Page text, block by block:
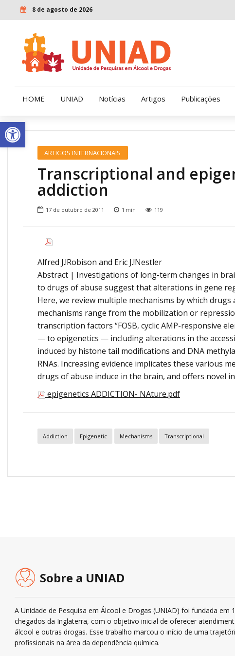
Open toolbar
8 de agosto de 2026
HOME UNIAD
Nossa História
Nossa Missão e Valores
Onde Procurar Ajuda?
Griffith Edwards
Notícias Artigos Publicações
ARTIGOS INTERNACIONAIS
Transcriptional and
addiction
17 de outubro de 2011 1 min 119
Alfred J.!Robison and Eric J.!Nestler
Abstract | Investigations of long-term changes in
to drugs of abuse suggest that alterations in gene
Here, we review multiple mechanisms by which
mechanisms range from the mobilization or
transcription factors “FOSB, cyclic AMP-responsive
— to epigenetics — including alterations in the
induced by histone tail modifications and DNA
RNAs. Increasing evidence implicates these various
drugs of abuse induce in the brain, and offers novel
epigenetics ADDICTION- NAture.pdf
Addiction Epigenetic Mechanisms Transcriptional
Sobre a UNIAD
A Unidade de Pesquisa em Álcool e Drogas (UNIAD) foi fundada
chegados da Inglaterra, com o objetivo inicial de oferecer
álcool e outras drogas. Esse trabalho marcou o início de uma
profissionais na área da dependência química.